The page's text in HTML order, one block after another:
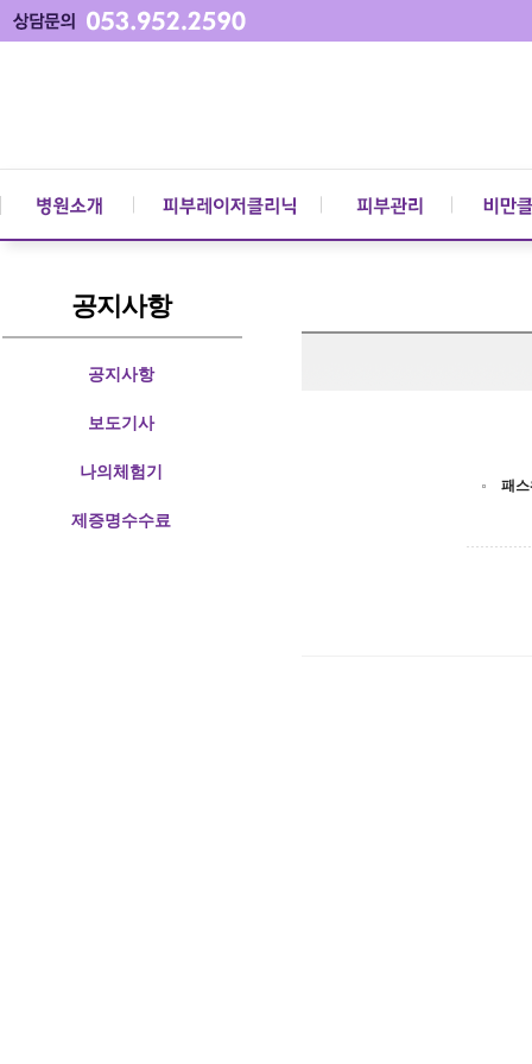
공지사항
공지사항
보도기사
나의체험기
제증명수수료
패